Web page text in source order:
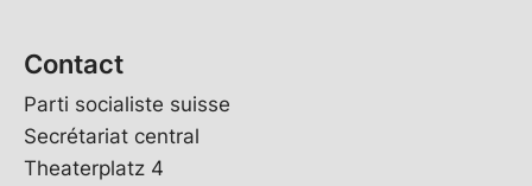
Contact
Parti socialiste suisse
Secrétariat central
Theaterplatz 4